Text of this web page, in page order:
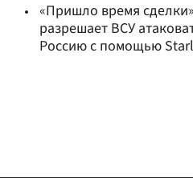
«Пришло время
разрешает ВСУ
Россию с помощью